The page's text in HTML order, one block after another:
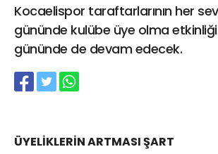
Kocaelispor taraftarlarının her
gününde kulübe üye olma
gününde de devam edecek.
ÜYELİKLERİN ARTMASI ŞART